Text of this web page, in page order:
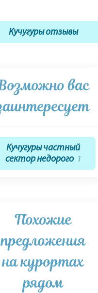
Кучугуры отзывы
вас
Кучугуры частный
сектор недорого 1
Похожие
предложения
на курортах
рядом